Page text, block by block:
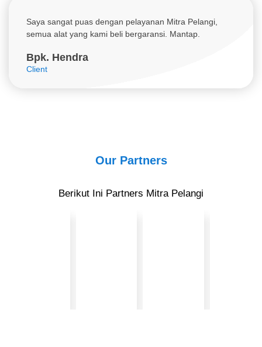
Saya sangat puas dengan pelayanan Mitra Pelangi,
semua alat yang kami beli bergaransi. Mantap.
Bpk. Hendra
Client
Our Partners
Berikut Ini Partners Mitra Pelangi